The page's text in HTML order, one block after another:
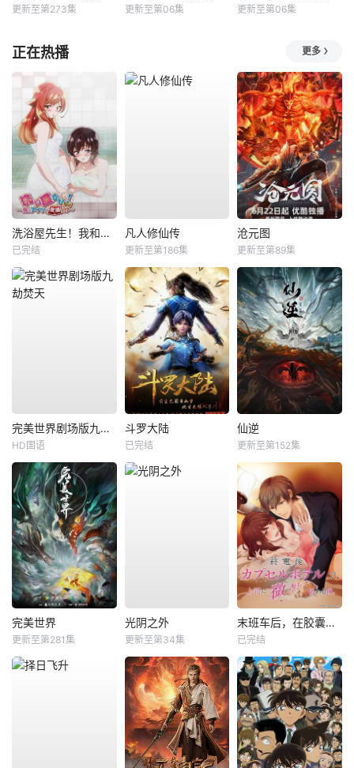
更新至第273集 更新至第06集 更新至第06集
正在热播 更多
洗浴屋先生！我和那家伙在女浴池！？
已完结
凡人修仙传
更新至第186集
沧元图
更新至第89集
完美世界剧场版九劫焚天
HD国语
斗罗大陆
已完结
仙逆
更新至第152集
完美世界
更新至第281集
光阴之外
更新至第34集
末班车后，在胶囊旅馆向上司传递微热的夜晚
已完结